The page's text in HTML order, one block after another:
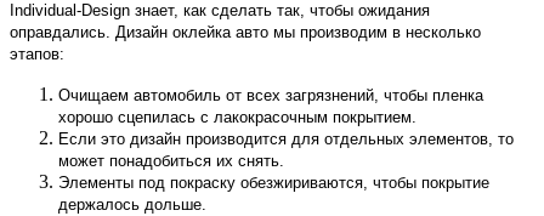
Individual-Design знает, как сделать так, чтобы ожидания
оправдались. Дизайн оклейка авто мы производим в несколько
этапов:
Очищаем автомобиль от всех загрязнений, чтобы пленка
хорошо сцепилась с лакокрасочным покрытием.
Если это дизайн производится для отдельных элементов, то
может понадобиться их снять.
Элементы под покраску обезжириваются, чтобы покрытие
держалось дольше.